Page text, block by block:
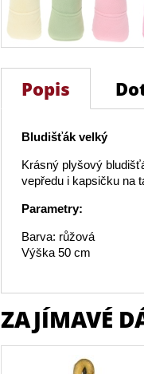
Popis
Bludišťák velký
Krásný plyšový
vepředu i kapsičku na
Parametry:
Barva: růžová
Výška 50 cm
ZAJÍMAVÉ